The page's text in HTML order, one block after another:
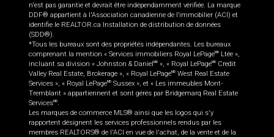
n'est pas garantie et devrait être indépendamment vérifiée. La marque
DDF® appartient à l'Association canadienne de l’immobilier (ACI) et
identifie le REALTOR.ca Installation de distribution de données
(SDD®).
*Tous les bureaux sont des propriétés indépendantes. Les bureaux
comprenant la mention « Services immobiliers Royal LePageMD
Ltée »,
incluant sa division « Johnston & DanielMD », « Royal LePageMD
Credit
Valley Real Estate, Brokerage », « Royal LePageMD West Real Estate
Services », « Royal LePageMD Sussex », et « Les immeubles Mont-
Tremblant » appartiennent et sont gérés par Bridgemarq Real Estate
ServicesMD.
Les marques de commerce MLS® ainsi que les logos qui s'y
rapportent désignent les services professionnels rendus par les
membres REALTORS® de l'ACI en vue de l'achat, de la vente et de la